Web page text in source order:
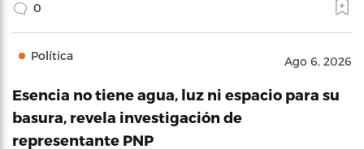
0
Política Ago 6, 2026
Esencia no tiene agua, luz ni espacio para su
basura, revela investigación de
representante PNP